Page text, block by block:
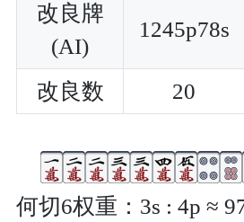
改良牌
(AI)
1245p78s
改良数 20
何切6权重：3s : 4p ≈